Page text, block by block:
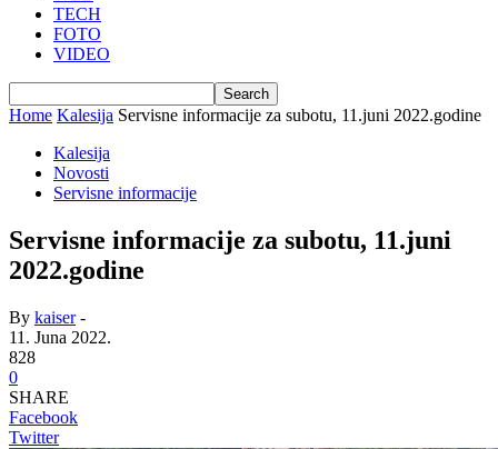
TECH
FOTO
VIDEO
Home Kalesija Servisne informacije za subotu, 11.juni 2022.godine
Kalesija
Novosti
Servisne informacije
Servisne informacije za subotu, 11.juni
2022.godine
By kaiser-
11. Juna 2022.
828
0
SHARE
Facebook
Twitter